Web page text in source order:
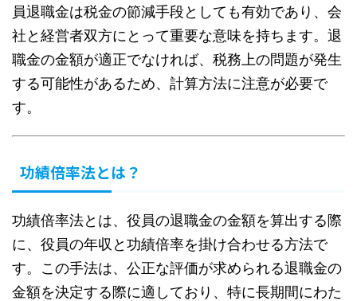
員退職金は税金の節減手段としても有効であり、会
社と経営者双方にとって重要な意味を持ちます。退
職金の金額が適正でなければ、税務上の問題が発生
する可能性があるため、計算方法に注意が必要で
す。
功績倍率法とは？
功績倍率法とは、役員の退職金の金額を算出する際
に、役員の年収と功績倍率を掛け合わせる方法で
す。この手法は、公正な評価が求められる退職金の
金額を決定する際に適しており、特に長期間にわた